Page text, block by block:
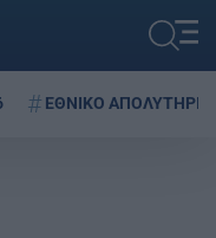
ΕΘΝΙΚΟ ΑΠΟΛΥΤΗΡΙΟ